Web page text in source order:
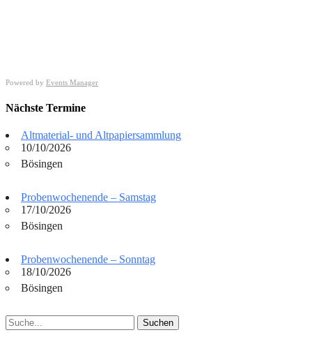
Powered by Events Manager
Nächste Termine
Altmaterial- und Altpapiersammlung
10/10/2026
Bösingen
Probenwochenende – Samstag
17/10/2026
Bösingen
Probenwochenende – Sonntag
18/10/2026
Bösingen
Suchen
nach: